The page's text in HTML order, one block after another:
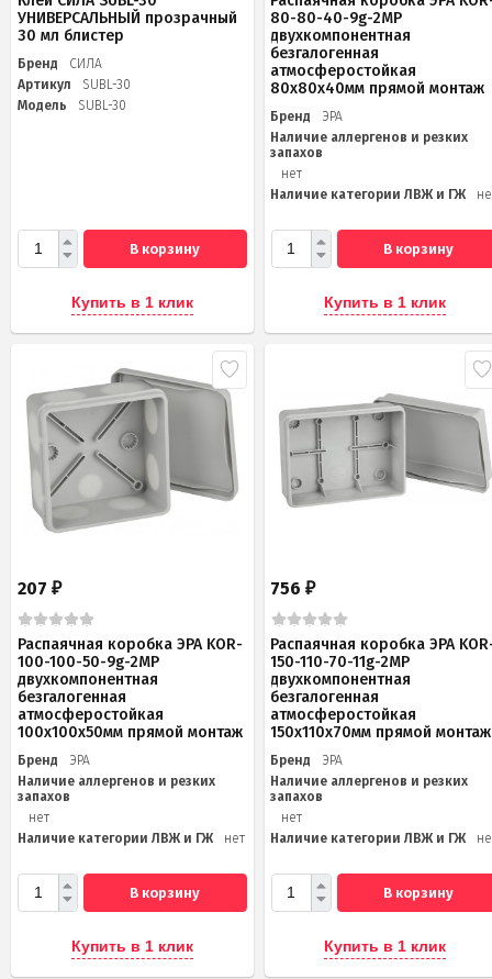
УНИВЕРСАЛЬНЫЙ прозрачный
30 мл блистер
Бренд
СИЛА
Артикул
SUBL-30
Модель
SUBL-30
В корзину
Купить в 1 клик
80-80-40-9g-2MP
двухкомпонентная
безгалогенная
атмосферостойкая
80х80х40мм прямой монтаж
Бренд
ЭРА
Наличие аллергенов и резких
запахов
нет
Наличие категории ЛВЖ и ГЖ
В корзину
Купить в 1 клик
207 ₽
Распаячная коробка ЭРА KOR-
100-100-50-9g-2MP
двухкомпонентная
безгалогенная
атмосферостойкая
100х100х50мм прямой монтаж
Бренд
ЭРА
Наличие аллергенов и резких
запахов
нет
Наличие категории ЛВЖ и ГЖ
нет
В корзину
Купить в 1 клик
756₽
Распаячная коробка ЭРА
150-110-70-11g-2MP
двухкомпонентная
безгалогенная
атмосферостойкая
150х110х70мм прямой монтаж
Бренд
ЭРА
Наличие аллергенов и резких
запахов
нет
Наличие категории ЛВЖ и ГЖ
В корзину
Купить в 1 клик